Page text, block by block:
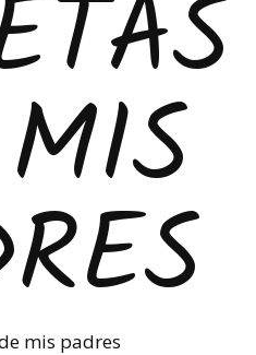
mis padres